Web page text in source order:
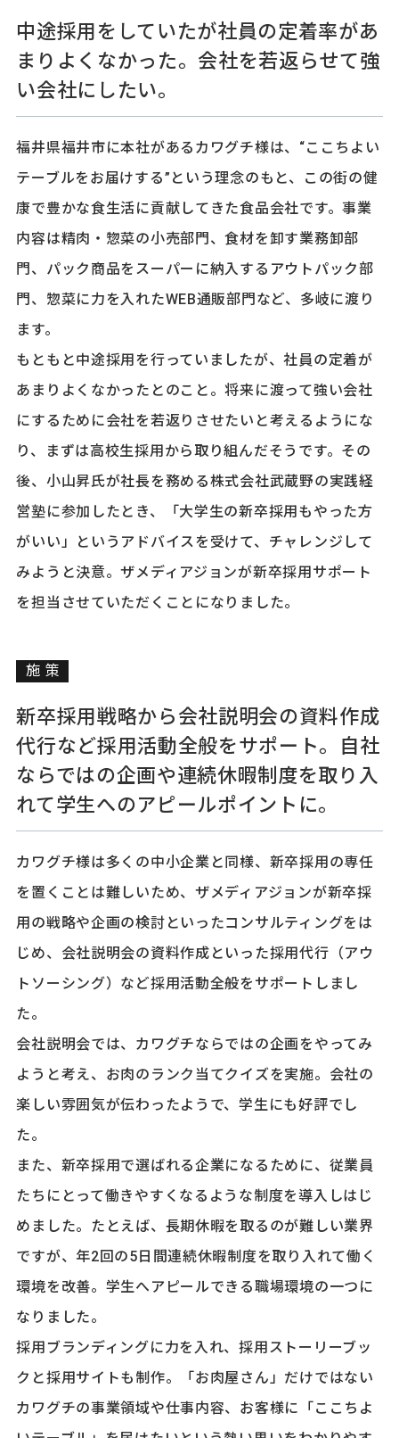
中途採用をしていたが社員の定着率があ
まりよくなかった。会社を若返らせて強
い会社にしたい。
福井県福井市に本社があるカワグチ様は、“ここちよい
テーブルをお届けする”という理念のもと、この街の健
康で豊かな食生活に貢献してきた食品会社です。事業
内容は精肉・惣菜の小売部門、食材を卸す業務卸部
門、パック商品をスーパーに納入するアウトパック部
門、惣菜に力を入れたWEB通販部門など、多岐に渡り
ます。
もともと中途採用を行っていましたが、社員の定着が
あまりよくなかったとのこと。将来に渡って強い会社
にするために会社を若返りさせたいと考えるようにな
り、まずは高校生採用から取り組んだそうです。その
後、小山昇氏が社長を務める株式会社武蔵野の実践経
営塾に参加したとき、「大学生の新卒採用もやった方
がいい」というアドバイスを受けて、チャレンジして
みようと決意。ザメディアジョンが新卒採用サポート
を担当させていただくことになりました。
施策
新卒採用戦略から会社説明会の資料作成
代行など採用活動全般をサポート。自社
ならではの企画や連続休暇制度を取り入
れて学生へのアピールポイントに。
カワグチ様は多くの中小企業と同様、新卒採用の専任
を置くことは難しいため、ザメディアジョンが新卒採
用の戦略や企画の検討といったコンサルティングをは
じめ、会社説明会の資料作成といった採用代行（アウ
トソーシング）など採用活動全般をサポートしまし
た。
会社説明会では、カワグチならではの企画をやってみ
ようと考え、お肉のランク当てクイズを実施。会社の
楽しい雰囲気が伝わったようで、学生にも好評でし
た。
また、新卒採用で選ばれる企業になるために、従業員
たちにとって働きやすくなるような制度を導入しはじ
めました。たとえば、長期休暇を取るのが難しい業界
ですが、年2回の5日間連続休暇制度を取り入れて働く
環境を改善。学生へアピールできる職場環境の一つに
なりました。
採用ブランディングに力を入れ、採用ストーリーブッ
クと採用サイトも制作。「お肉屋さん」だけではない
カワグチの事業領域や仕事内容、お客様に「ここちよ